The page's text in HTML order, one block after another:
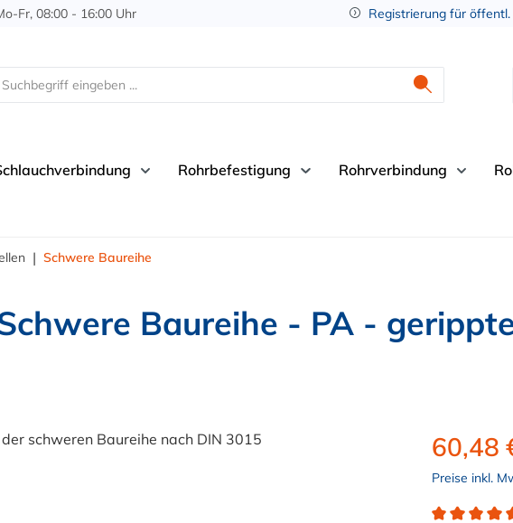
Fr, 08:00 - 16:00 Uhr Registrierung für
Rohrbefestigung Rohrverbindung
| Schwere Baureihe
Baureihe - PA -
60,48
Preise inkl.